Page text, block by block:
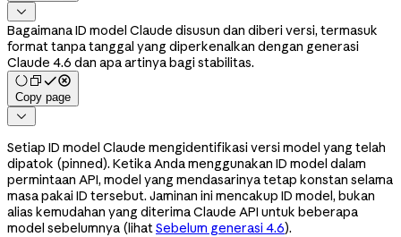

Bagaimana ID model Claude disusun dan diberi versi, termasuk
format tanpa tanggal yang diperkenalkan dengan generasi
Claude 4.6 dan apa artinya bagi stabilitas.
Copy page

Setiap ID model Claude mengidentifikasi versi model yang telah
dipatok (pinned). Ketika Anda menggunakan ID model dalam
permintaan API, model yang mendasarinya tetap konstan selama
masa pakai ID tersebut. Jaminan ini mencakup ID model, bukan
alias kemudahan yang diterima Claude API untuk beberapa
model sebelumnya (lihatSebelum generasi 4.6).